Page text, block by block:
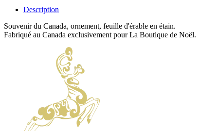
Description
Souvenir du Canada, ornement, feuille d'érable en étain.
Fabriqué au Canada exclusivement pour La Boutique de Noël.